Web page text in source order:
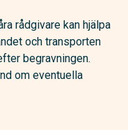
rådgivare kan hjälpa
och transporten
begravningen.
om eventuella